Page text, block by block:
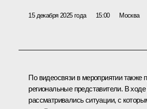
15 декабря 2025 года 15:00 Москва
По видеосвязи в мероприятии также
региональные представители. В ходе
рассматривались ситуации, с